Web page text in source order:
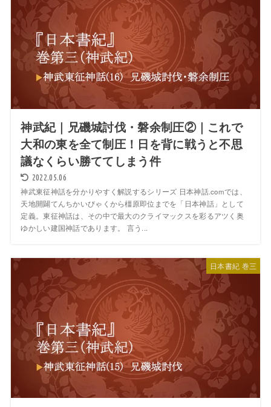
神武紀｜兄磯城討伐・磐余制圧②｜これで
大和の東を全て制圧！日を背に戦うと不思
議なくらい勝ててしまう件
2022.05.06
神武東征神話を分かりやすく解説するシリーズ 日本神話.comでは、
天地開闢てんちかいびゃくから橿原即位までを「日本神話」として
定義。東征神話は、その中で最大のクライマックスを彩るアツく奥
ゆかしい建国神話であります。 言う...
日本書紀 巻三